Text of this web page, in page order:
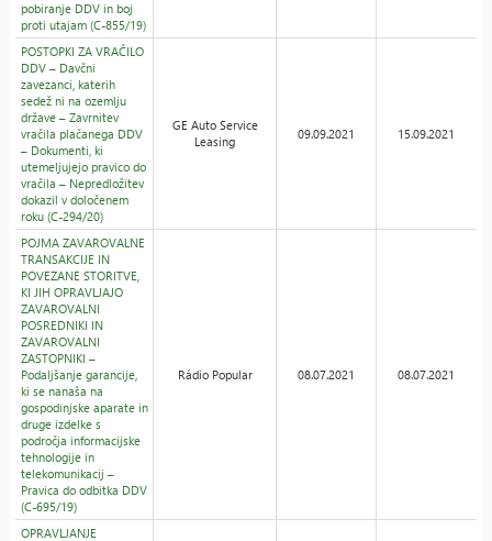
pobiranje DDV in boj
proti utajam (C-855/19)
POSTOPKI ZA VRAČILO
DDV – Davčni
zavezanci, katerih
sedež ni na ozemlju
države – Zavrnitev
vračila plačanega DDV
– Dokumenti, ki
utemeljujejo pravico do
vračila – Nepredložitev
dokazil v določenem
roku (C-294/20)
GE Auto Service
Leasing
09.09.2021 15.09.2021
POJMA ZAVAROVALNE
TRANSAKCIJE IN
POVEZANE STORITVE,
KI JIH OPRAVLJAJO
ZAVAROVALNI
POSREDNIKI IN
ZAVAROVALNI
ZASTOPNIKI –
Podaljšanje garancije,
ki se nanaša na
gospodinjske aparate in
druge izdelke s
področja informacijske
tehnologije in
telekomunikacij –
Pravica do odbitka DDV
(C-695/19)
Rádio Popular 08.07.2021 08.07.2021
OPRAVLJANJE